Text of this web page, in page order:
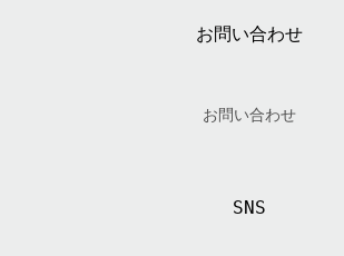
お問い合わせ
お問い合わせ
SNS